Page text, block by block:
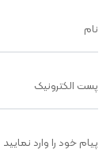
نام
پست الکترونیک
پیام خود را وارد نمایید